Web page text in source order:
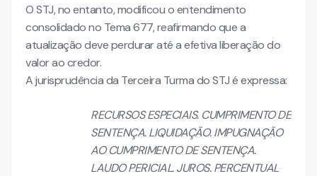
O STJ, no entanto, modificou o entendimento
consolidado no Tema 677, reafirmando que a
atualização deve perdurar até a efetiva liberação do
valor ao credor.
A jurisprudência da Terceira Turma do STJ é expressa:
RECURSOS ESPECIAIS. CUMPRIMENTO DE
SENTENÇA. LIQUIDAÇÃO. IMPUGNAÇÃO
AO CUMPRIMENTO DE SENTENÇA.
LAUDO PERICIAL. JUROS. PERCENTUAL